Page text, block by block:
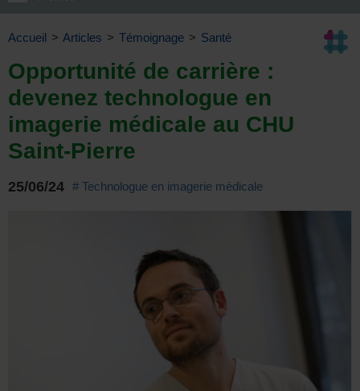
Accueil > Articles > Témoignage > Santé
Opportunité de carrière :
devenez technologue en
imagerie médicale au CHU
Saint-Pierre
25/06/24 # Technologue en imagerie médicale